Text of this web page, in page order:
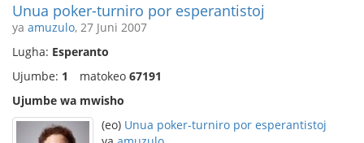
Unua poker-turniro por esperantistoj
ya amuzulo, 27 Juni 2007
Lugha: Esperanto
Ujumbe: 1 matokeo 67191
Ujumbe wa mwisho
(eo) Unua poker-turniro por esperantistoj